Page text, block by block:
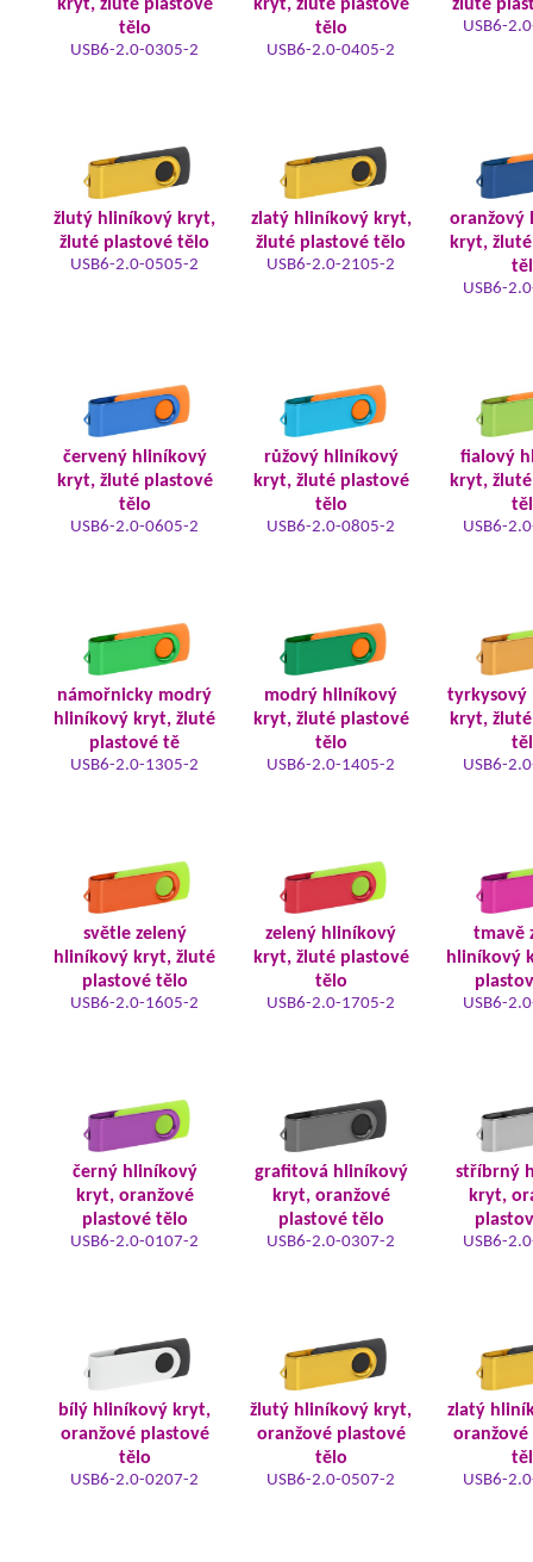
kryt, žluté plastové
tělo
USB6-2.0-0305-2
kryt, žluté plastové
tělo
USB6-2.0-0405-2
žluté
USB6-
žlutý hliníkový kryt,
žluté plastové tělo
USB6-2.0-0505-2
zlatý hliníkový kryt,
žluté plastové tělo
USB6-2.0-2105-2
oranžový
kryt,
USB6-
červený hliníkový
kryt, žluté plastové
tělo
USB6-2.0-0605-2
růžový hliníkový
kryt, žluté plastové
tělo
USB6-2.0-0805-2
fialový
kryt,
USB6-
námořnicky modrý
hliníkový kryt, žluté
plastové tě
USB6-2.0-1305-2
modrý hliníkový
kryt, žluté plastové
tělo
USB6-2.0-1405-2
tyrkysový
kryt,
USB6-
světle zelený
hliníkový kryt, žluté
plastové tělo
USB6-2.0-1605-2
zelený hliníkový
kryt, žluté plastové
tělo
USB6-2.0-1705-2
tmavě
hliníkový
USB6-
černý hliníkový
kryt, oranžové
plastové tělo
USB6-2.0-0107-2
grafitová hliníkový
kryt, oranžové
plastové tělo
USB6-2.0-0307-2
stříbrný
kryt,
USB6-
bílý hliníkový kryt,
oranžové plastové
tělo
USB6-2.0-0207-2
žlutý hliníkový kryt,
oranžové plastové
tělo
USB6-2.0-0507-2
zlatý
oranžové
USB6-